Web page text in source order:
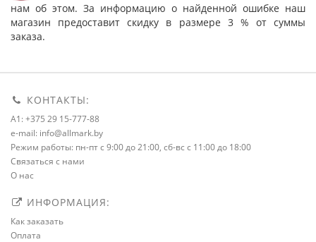
нам об этом. За информацию о найденной ошибке наш
магазин предоставит скидку в размере 3 % от суммы
заказа.
КОНТАКТЫ:
A1: +375 29 15-777-88
e-mail: info@allmark.by
Режим работы: пн-пт с 9:00 до 21:00, сб-вс с 11:00 до 18:00
Связаться с нами
О нас
ИНФОРМАЦИЯ:
Как заказать
Оплата